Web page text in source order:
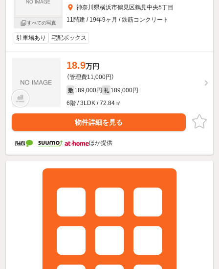
すべての写真
神奈川県横浜市鶴見区鶴見中央5丁目
11階建 / 19年9ヶ月 / 鉄筋コンクリート
駐車場あり 宅配ボックス
18.9万円
（管理費11,000円）
敷 189,000円 礼 189,000円
6階 / 3LDK / 72.84㎡
物件詳細を見る
ほか提供